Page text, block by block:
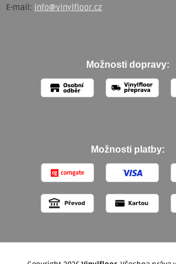
E-mail: info@vinylfloor.cz
Možnosti dopravy:
Možnosti platby: